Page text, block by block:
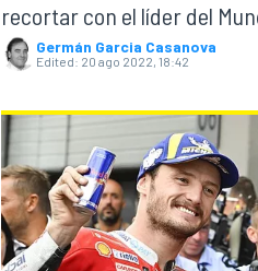
MÁS
recortar con el líder del
Germán Garcia Casanova
Edited: 20 ago 2022, 18:42